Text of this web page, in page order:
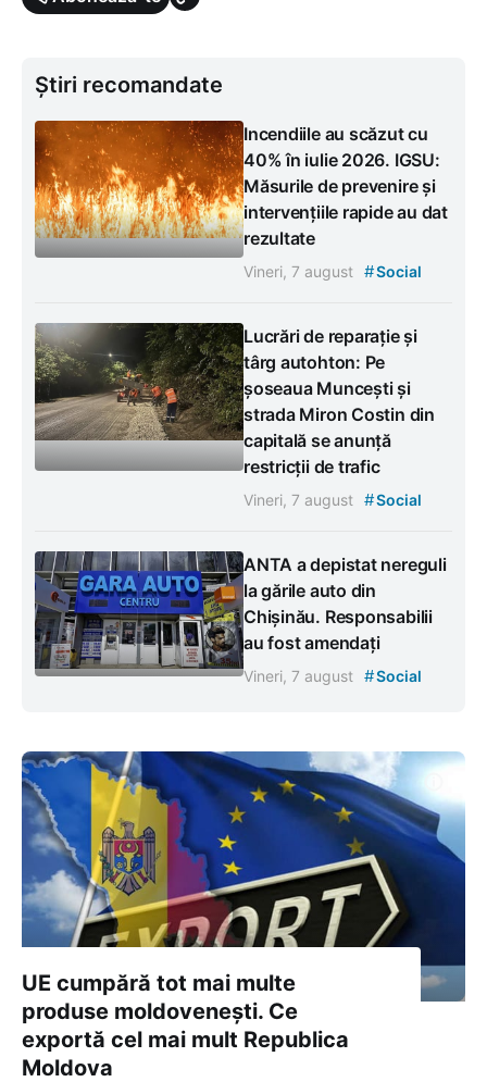
Știri recomandate
Incendiile au scăzut cu
40% în iulie 2026. IGSU:
Măsurile de prevenire și
intervențiile rapide au dat
rezultate
Vineri, 7 august #Social
Lucrări de reparație și
târg autohton: Pe
șoseaua Muncești și
strada Miron Costin din
capitală se anunță
restricții de trafic
Vineri, 7 august #Social
ANTA a depistat nereguli
la gările auto din
Chișinău. Responsabilii
au fost amendați
Vineri, 7 august #Social
UE cumpără tot mai multe
produse moldovenești. Ce
exportă cel mai mult Republica
Moldova